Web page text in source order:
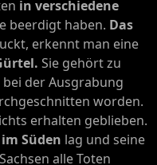
in verschiedene
beerdigt haben. Das
erkennt man eine
Sie gehört zu
bei der Ausgrabung
worden.
erhalten geblieben.
Süden lag und seine
alle Toten